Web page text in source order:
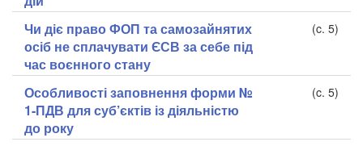
Чи діє право ФОП та самозайнятих
осіб не сплачувати ЄСВ за себе під
час воєнного стану
(c. 5)
Особливості заповнення форми №
1-ПДВ для суб’єктів із діяльністю
до року
(c. 5)